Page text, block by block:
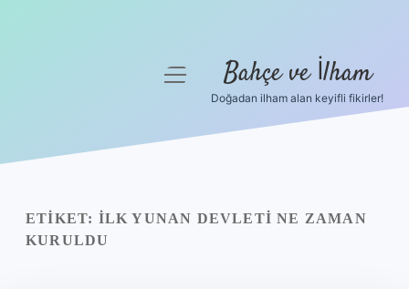
Yasal Uyarı
menüyü
Bahçe ve İlham
Doğadan ilham alan keyifli fikirler!
ETIKET: İLK YUNAN DEVLETI NE ZAMAN
KURULDU